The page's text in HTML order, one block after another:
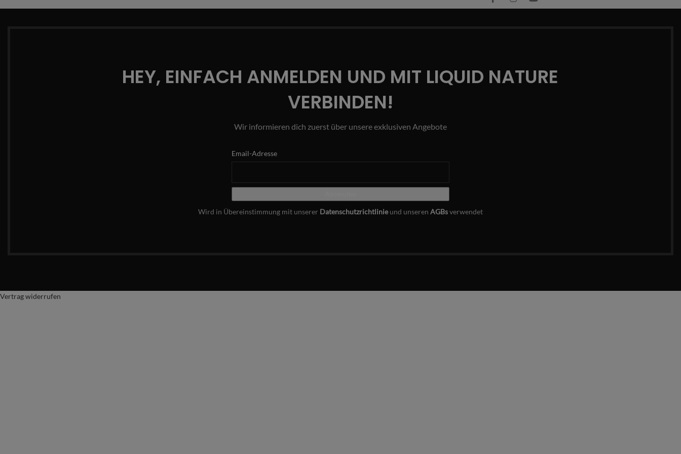
HEY, EINFACH ANMELDEN UND MIT LIQUID NATURE
VERBINDEN!
Wir informieren dich zuerst über unsere exklusiven Angebote
Email-Adresse
Wird in Übereinstimmung mit unserer Datenschutzrichtlinie und unseren AGBsverwendet
Vertrag widerrufen